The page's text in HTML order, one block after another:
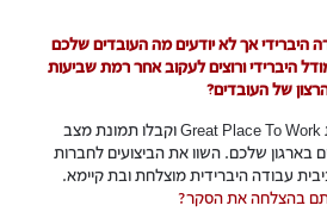
היברידי אך לא יודעים מה העובדים שלכם
היברידי ורוצים לעקוב אחר רמת שביעות
של העובדים?
ערכו סקר עובדים מבית Great Place To Work וקבלו תמונת מצב
בארגון שלכם. השוו את הביצועים לחברות
עבודה היברידית מוצלחת ובת קיימא.
בהצלחה את הסקר?